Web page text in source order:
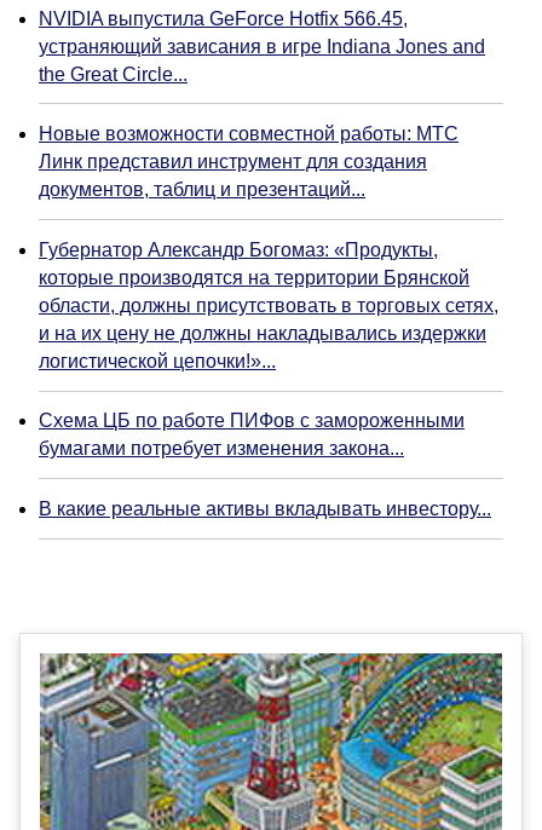
NVIDIA выпустила GeForce Hotfix 566.45,
устраняющий зависания в игре Indiana Jones and
the Great Circle...
Новые возможности совместной работы: МТС
Линк представил инструмент для создания
документов, таблиц и презентаций...
Губернатор Александр Богомаз: «Продукты,
которые производятся на территории Брянской
области, должны присутствовать в торговых сетях,
и на их цену не должны накладывались издержки
логистической цепочки!»...
Схема ЦБ по работе ПИФов с замороженными
бумагами потребует изменения закона...
В какие реальные активы вкладывать инвестору...